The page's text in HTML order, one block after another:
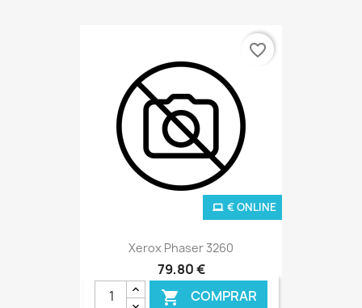
Xerox Phaser 3260
79,80 €
 COMPRAR
€ ONLINE
favorite_border